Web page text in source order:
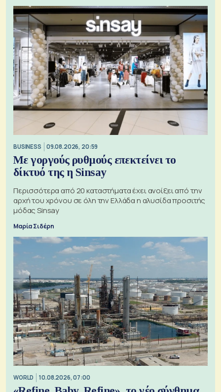
BUSINESS 09.08.2026, 20:59
Με γοργούς ρυθμούς επεκτείνει το
δίκτυό της η Sinsay
Περισσότερα από 20 καταστήματα έχει ανοίξει από την
αρχή του χρόνου σε όλη την Ελλάδα η αλυσίδα προσιτής
μόδας Sinsay
Μαρία Σιδέρη
WORLD 10.08.2026, 07:00